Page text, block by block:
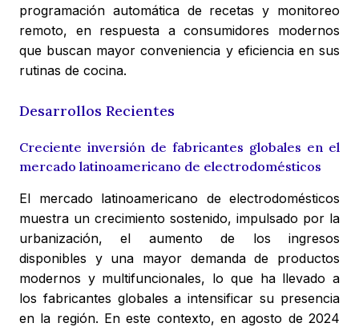
programación automática de recetas y monitoreo
remoto, en respuesta a consumidores modernos
que buscan mayor conveniencia y eficiencia en sus
rutinas de cocina.
Desarrollos Recientes
Creciente inversión de fabricantes globales en el
mercado latinoamericano de electrodomésticos
El mercado latinoamericano de electrodomésticos
muestra un crecimiento sostenido, impulsado por la
urbanización, el aumento de los ingresos
disponibles y una mayor demanda de productos
modernos y multifuncionales, lo que ha llevado a
los fabricantes globales a intensificar su presencia
en la región. En este contexto, en agosto de 2024